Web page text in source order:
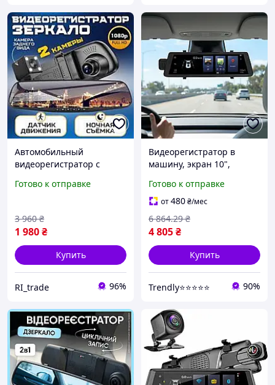
Автомобильный
видеорегистратор с
салонное зеркало
камерами переднего и
заднего вида
Готово к отправке
1 980₴
3 960 ₴
Купить
RI_trade 96%
Видеорегистратор в
машину, экран 10",
4G Видеорегистратор
зеркало с камерой
заднего вида
Готово к отправке
от480₴/мес
4 805₴
6 864.29 ₴
Купить
Trendly⭐⭐⭐⭐⭐ 90%